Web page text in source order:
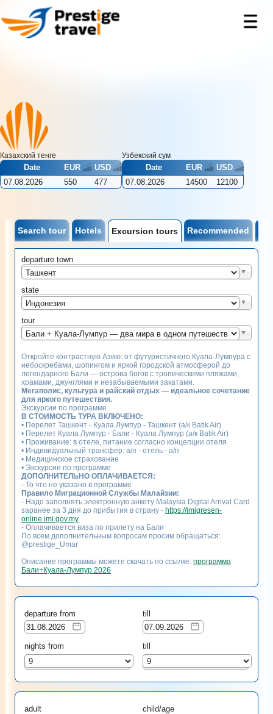
Казахский тенге
Date EUR
USD
07.08.2026
550 477
Узбекcкий сум
Date EUR
USD
07.08.2026
14500 12100
Search tour Hotels Excursion tours Recommended
departure town
Ташкент
state
Индонезия
tour
Бали + Куала-Лумпур — два мира в одном путешествии (а/к Batik Air)
Откройте контрастную Азию: от футуристичного Куала-Лумпура с
небоскребами, шопингом и яркой городской атмосферой до
легендарного Бали — острова богов с тропическими пляжами,
храмами, джунглями и незабываемыми закатами.
Мегаполис, культура и райский отдых — идеальное сочетание
для яркого путешествия.
Экскурсии по программе
В СТОИМОСТЬ ТУРА ВКЛЮЧЕНО:
• Перелет Ташкент - Куала Лумпур - Ташкент (а/к Batik Air)
• Перелет Куала Лумпур - Бали - Куала Лумпур (а/к Batik Air)
• Проживание: в отеле, питание согласно концепции отеля
• Индивидуальный трансфер: а/п - отель - а/п
• Медицинское страхование
• Экскурсии по программе
ДОПОЛНИТЕЛЬНО ОПЛАЧИВАЕТСЯ:
- То что не указано в программе
Правило Миграционной Службы Малайзии:
- Надо заполнять электронную анкету Malaysia Digital Arrival Card
заранее за 3 дня до прибытия в страну - https://imigresen-
online.imi.gov.my
- Оплачивается виза по прилету на Бали
По всем дополнительным вопросам просим обращаться:
@prestige_Umar
Описание программы можете скачать по ссылке: программа
Бали+Куала-Лумпур 2026
departure from
nights from
9
till
till
9
adult child/age